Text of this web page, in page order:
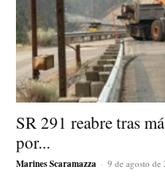
SR 291 reabre tras
por...
Marines Scaramazza - 9 de agosto de